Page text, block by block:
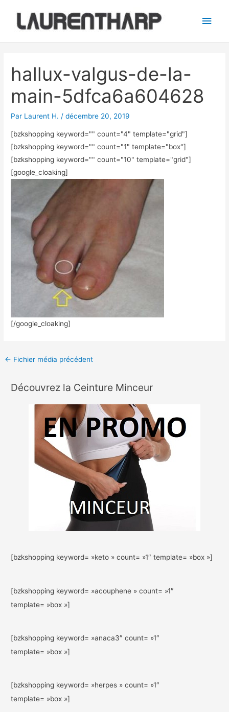
contenu
hallux-valgus-de-la-
main-5dfca6a604628
Par Laurent H. /décembre 20, 2019
[bzkshopping keyword="" count="4" template="grid"]
[bzkshopping keyword="" count="1" template="box"]
[bzkshopping keyword="" count="10" template="grid"]
[google_cloaking]
[/google_cloaking]
articles
← Fichier média précédent
Découvrez la Ceinture Minceur
[bzkshopping keyword= »keto » count= »1″ template= »box »]
[bzkshopping keyword= »acouphene » count= »1″
template= »box »]
[bzkshopping keyword= »anaca3″ count= »1″
template= »box »]
[bzkshopping keyword= »herpes » count= »1″
template= »box »]